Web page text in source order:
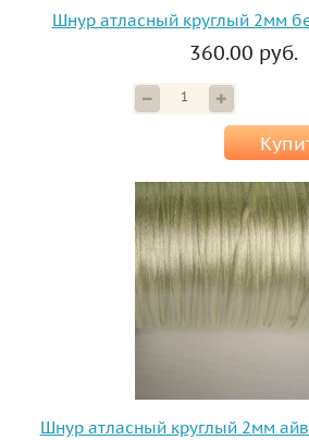
Шнур атласный круглый 2мм
360.00 руб.
Шнур атласный круглый 2мм